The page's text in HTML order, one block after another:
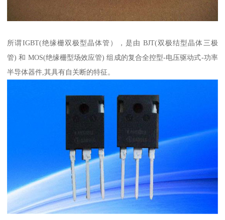
所谓IGBT(绝缘栅双极型晶体管），是由 BJT(双极结型晶体三极
管) 和 MOS(绝缘栅型场效应管) 组成的复合全控型-电压驱动式-功率
半导体器件,其具有自关断的特征。